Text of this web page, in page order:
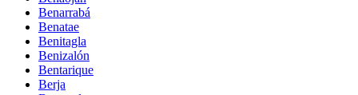
Benarrabá
Benatae
Benitagla
Benizalón
Bentarique
Berja